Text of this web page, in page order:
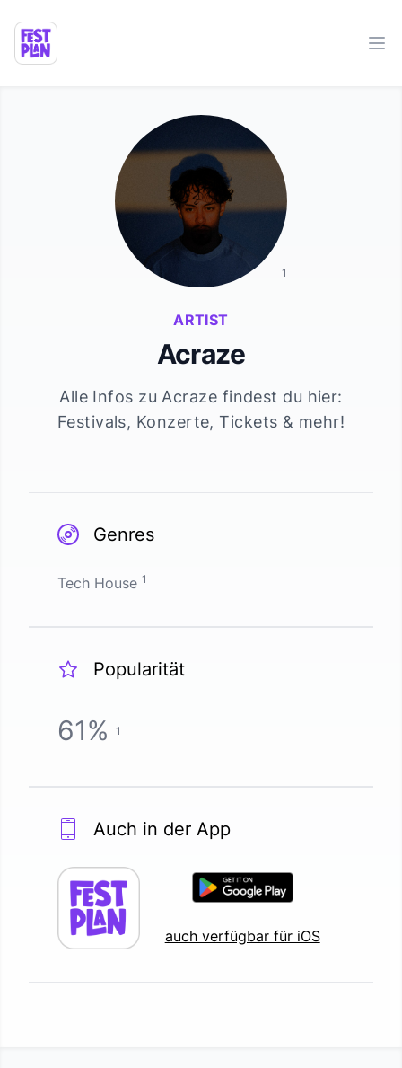
ARTIST
Acraze
Alle Infos zu Acraze findest du hier:
Festivals, Konzerte, Tickets & mehr!
1
Genres
Tech House 1
Popularität
61% 1
Auch in der App
auch verfügbar für iOS